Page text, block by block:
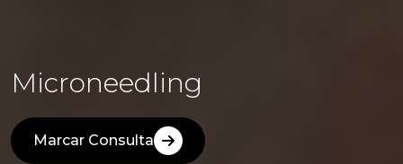
Microneedling
Marcar Consulta